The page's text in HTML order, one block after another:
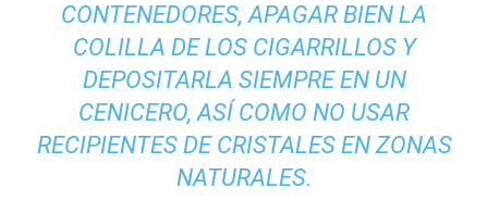
CONTENEDORES, APAGAR BIEN LA
COLILLA DE LOS CIGARRILLOS Y
DEPOSITARLA SIEMPRE EN UN
CENICERO, ASÍ COMO NO USAR
RECIPIENTES DE CRISTALES EN ZONAS
NATURALES.